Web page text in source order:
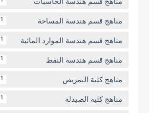
مناهج قسم هندسة المساحة 1
مناهج قسم هندسة الموارد المائية 1
مناهج قسم هندسة النفط 1
مناهج كلية التمريض 1
مناهج كلية الصيدلة 1